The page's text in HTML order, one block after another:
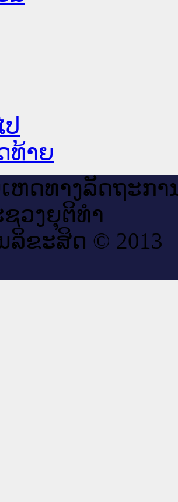
ທ້າຍ
ຫດ​ທາງ​ລັດ​ຖະ​ກາ
ວງຍຸ​ຕິ​ທຳ
ຂະ​ສິດ © 2013